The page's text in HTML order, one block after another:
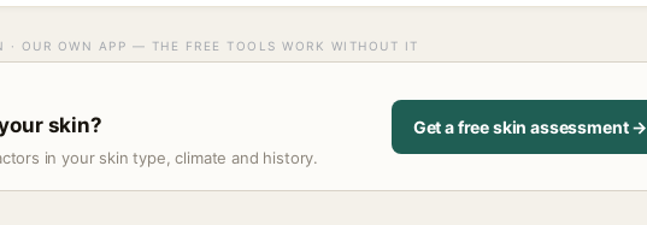
· OUR OWN APP — THE FREE TOOLS WORK WITHOUT IT
skin?
in your skin type, climate and history.
Get a free skin assessment →